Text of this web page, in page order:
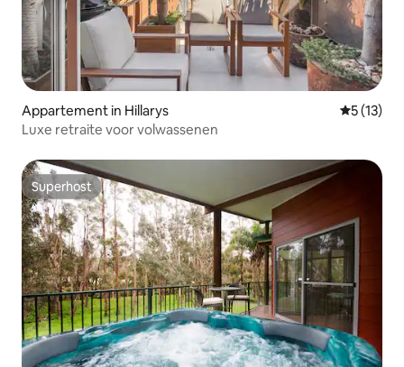
Appartement in Hillarys
5 (13)
Luxe retraite voor volwassenen
Superhost
Superhost